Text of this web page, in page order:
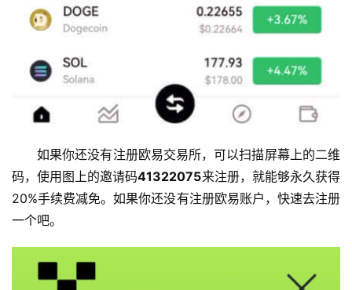
如果你还没有注册欧易交易所，可以扫描屏幕上的二维
码，使用图上的邀请码41322075来注册，就能够永久获得
20%手续费减免。如果你还没有注册欧易账户，快速去注册
一个吧。